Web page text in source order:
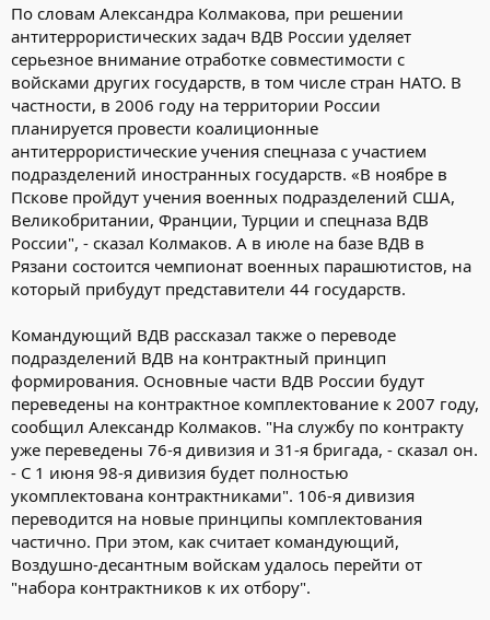
По словам Александра Колмакова, при решении
антитеррористических задач ВДВ России уделяет
серьезное внимание отработке совместимости с
войсками других государств, в том числе стран НАТО. В
частности, в 2006 году на территории России
планируется провести коалиционные
антитеррористические учения спецназа с участием
подразделений иностранных государств. «В ноябре в
Пскове пройдут учения военных подразделений США,
Великобритании, Франции, Турции и спецназа ВДВ
России", - сказал Колмаков. А в июле на базе ВДВ в
Рязани состоится чемпионат военных парашютистов, на
который прибудут представители 44 государств.
Командующий ВДВ рассказал также о переводе
подразделений ВДВ на контрактный принцип
формирования. Основные части ВДВ России будут
переведены на контрактное комплектование к 2007 году,
сообщил Александр Колмаков. "На службу по контракту
уже переведены 76-я дивизия и 31-я бригада, - сказал он.
- С 1 июня 98-я дивизия будет полностью
укомплектована контрактниками". 106-я дивизия
переводится на новые принципы комплектования
частично. При этом, как считает командующий,
Воздушно-десантным войскам удалось перейти от
"набора контрактников к их отбору".